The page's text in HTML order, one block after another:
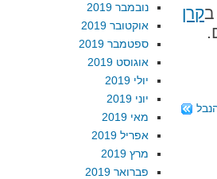
קרן
נובמבר 2019
אוקטובר 2019
ספטמבר 2019
אוגוסט 2019
יולי 2019
יוני 2019
מאי 2019
אפריל 2019
מרץ 2019
פברואר 2019